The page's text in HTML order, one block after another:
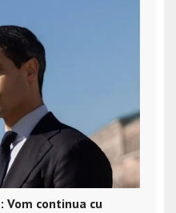
Vom continua cu